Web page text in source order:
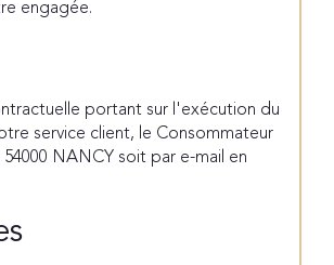
engagée.
portant sur l'exécution du
service client, le Consommateur
NANCY soit par e-mail en